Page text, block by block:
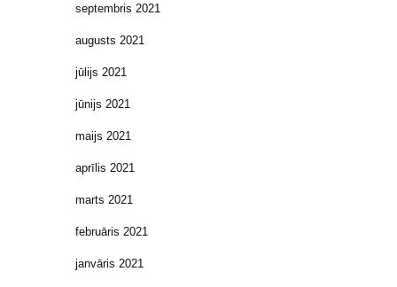
septembris 2021
augusts 2021
jūlijs 2021
jūnijs 2021
maijs 2021
aprīlis 2021
marts 2021
februāris 2021
janvāris 2021